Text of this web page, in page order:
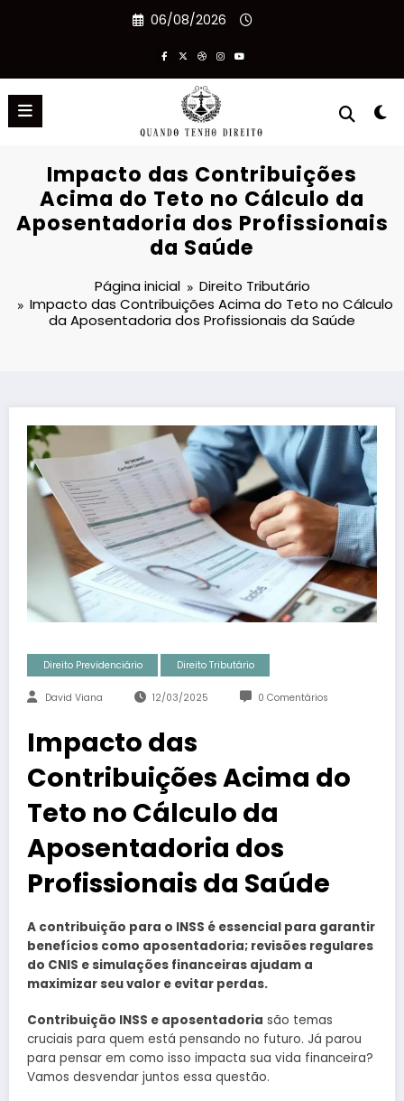
06/08/2026
Impacto das Contribuições
Acima do Teto no Cálculo da
Aposentadoria dos Profissionais
da Saúde
Página inicial
Direito Tributário
Impacto das Contribuições Acima do Teto no Cálculo
da Aposentadoria dos Profissionais da Saúde
Direito Previdenciário Direito Tributário
David Viana 12/03/2025 0 Comentários
Impacto das
Contribuições Acima do
Teto no Cálculo da
Aposentadoria dos
Profissionais da Saúde
A contribuição para o INSS é essencial para garantir
benefícios como aposentadoria; revisões regulares
do CNIS e simulações financeiras ajudam a
maximizar seu valor e evitar perdas.
Contribuição INSS e aposentadoria são temas
cruciais para quem está pensando no futuro. Já parou
para pensar em como isso impacta sua vida financeira?
Vamos desvendar juntos essa questão.